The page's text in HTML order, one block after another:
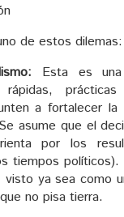
de estos dilemas:
Esta es
rápidas,
a fortalecer la
asume que el
por los
tiempos
visto ya sea como
no pisa tierra.